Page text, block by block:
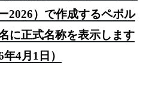
2026）で作成するペポル
に正式名称を表示します
年4月1日）